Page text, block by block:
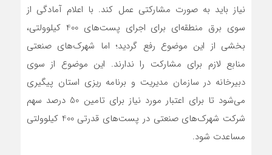
نیاز باید به صورت مشارکتی عمل کند. با اعلام آمادگی از
سوی برق منطقه‌ای برای اجرای پست‌های 400 کیلوولتی،
بخشی از این موضوع رفع گردید؛ اما شهرک‌های صنعتی
منابع لازم برای مشارکت را ندارند. این موضوع از سوی
دبیرخانه در سازمان مدیریت و برنامه ریزی استان پیگیری
می‌شود تا برای اعتبار مورد نیاز برای تامین 50 درصد سهم
شرکت شهرک‌های صنعتی در پست‌های قدرتی 400 کیلوولتی
مساعدت شود.